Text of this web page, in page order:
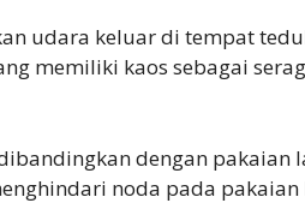
udara keluar di tempat
memiliki kaos sebagai
dengan pakaian
noda pada pakaian